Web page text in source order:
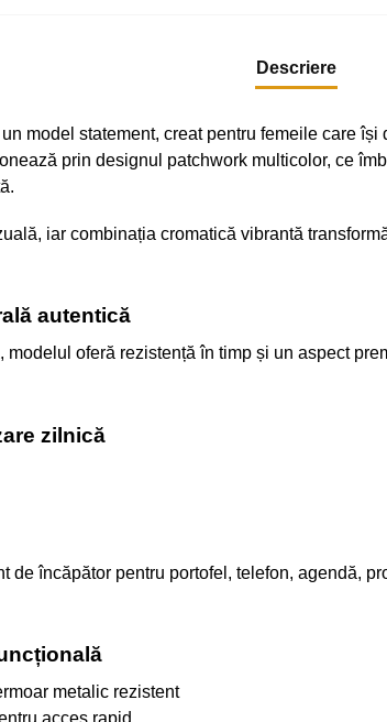
Descriere
model statement, creat pentru femeile care
prin designul patchwork multicolor, ce
iar combinația cromatică vibrantă
autentică
oferă rezistență în timp și un aspect
zilnică
de încăpător pentru portofel, telefon, agendă,
metalic rezistent